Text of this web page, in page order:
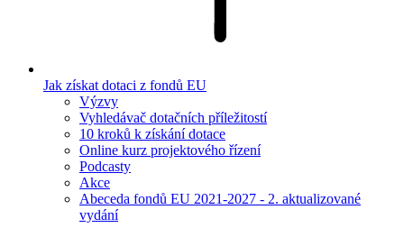
Jak získat dotaci z fondů EU
Výzvy
Vyhledávač dotačních příležitostí
10 kroků k získání dotace
Online kurz projektového řízení
Podcasty
Akce
Abeceda fondů EU 2021-2027 - 2. aktualizované
vydání